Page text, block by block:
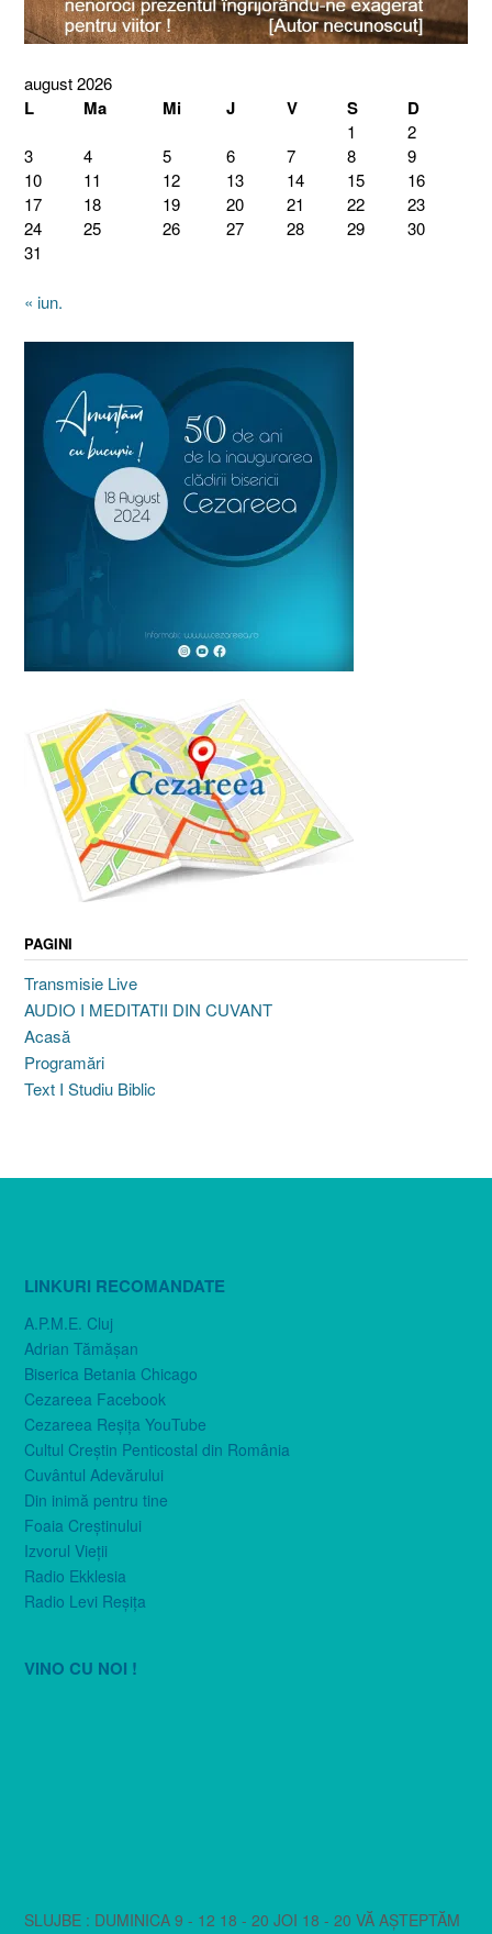
august 2026
L Ma Mi J V S D
1
2
3
4 5 6 7 8
9
10
11 12 13 14 15
16
17
18 19 20 21 22
23
24
25 26 27 28 29
30
31
« iun.
PAGINI
Transmisie Live
AUDIO I MEDITATII DIN CUVANT
Acasă
Programări
Text I Studiu Biblic
LINKURI RECOMANDATE
A.P.M.E. Cluj
Adrian Tămăşan
Biserica Betania Chicago
Cezareea Facebook
Cezareea Reşiţa YouTube
Cultul Creştin Penticostal din România
Cuvântul Adevărului
Din inimă pentru tine
Foaia Creştinului
Izvorul Vieţii
Radio Ekklesia
Radio Levi Reşiţa
VINO CU NOI !
SLUJBE : DUMINICA 9 - 12 18 - 20 JOI 18 - 20 VĂ AȘTEPTĂM